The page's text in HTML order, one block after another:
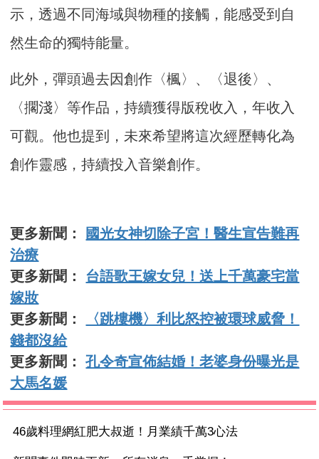
示，透過不同海域與物種的接觸，能感受到自
然生命的獨特能量。
此外，彈頭過去因創作〈楓〉、〈退後〉、
〈擱淺〉等作品，持續獲得版稅收入，年收入
可觀。他也提到，未來希望將這次經歷轉化為
創作靈感，持續投入音樂創作。
更多新聞：
國光女神切除子宮！醫生宣告難再
治療
更多新聞： 台語歌王嫁女兒！送上千萬豪宅當
嫁妝
更多新聞：
〈跳樓機〉利比怒控被環球威脅！
錢都沒給
更多新聞：孔令奇宣佈結婚！老婆身份曝光是
大馬名媛
46歲料理網紅肥大叔逝！月業績千萬3心法